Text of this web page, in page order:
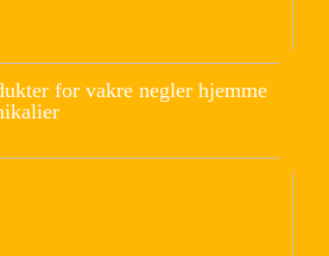
for vakre negler hjemme